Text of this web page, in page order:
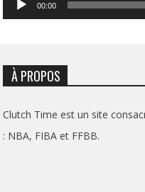
00:00
À PROPOS
Clutch Time est un site
: NBA, FIBA et FFBB.